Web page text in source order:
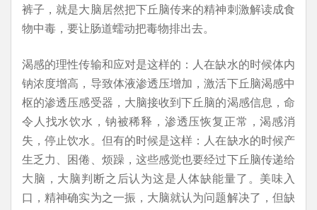
裤子，就是大脑居然把下丘脑传来的精神刺激解读成食
物中毒，要让肠道蠕动把毒物排出去。
渴感的理性传输和应对是这样的：人在缺水的时候体内
钠浓度增高，导致体液渗透压增加，激活下丘脑渴感中
枢的渗透压感受器，大脑接收到下丘脑的渴感信息，命
令人找水饮水，钠被稀释，渗透压恢复正常，渴感消
失，停止饮水。但有的时候是这样：人在缺水的时候产
生乏力、困倦、烦躁，这些感觉也要经过下丘脑传递给
大脑，大脑判断之后认为这是人体缺能量了。美味入
口，精神确实为之一振，大脑就认为问题解决了，但缺